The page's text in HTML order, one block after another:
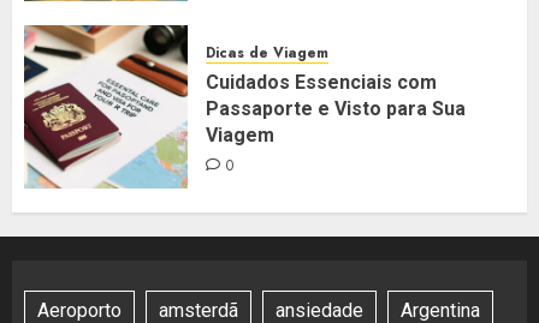
Dicas de Viagem
Cuidados Essenciais com
Passaporte e Visto para Sua
Viagem
0
Aeroporto amsterdã ansiedade Argentina